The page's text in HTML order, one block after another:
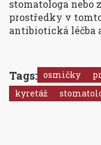
stomatologa nebo
prostředky v
antibiotická léčba
Tags: osmičky
kyretáž